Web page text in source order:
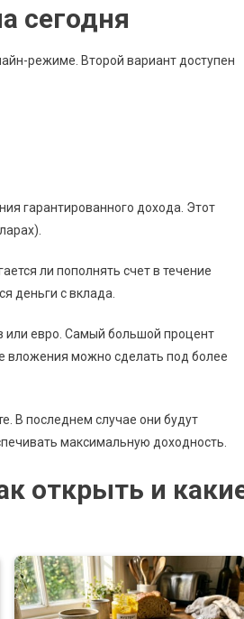
сегодня
режиме. Второй вариант доступен
гарантированного дохода. Этот
ли пополнять счет в течение
деньги с вклада.
или евро. Самый большой процент
вложения можно сделать под более
В последнем случае они будут
максимальную доходность.
открыть и